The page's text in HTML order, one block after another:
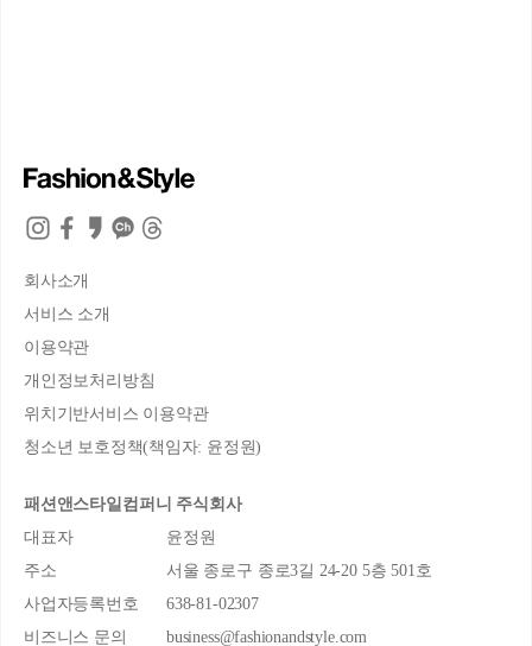
회사소개
서비스 소개
이용약관
개인정보처리방침
위치기반서비스 이용약관
청소년 보호정책(책임자: 윤정원)
패션앤스타일컴퍼니 주식회사
대표자
윤정원
주소
서울 종로구 종로3길 24-20 5층 501호
사업자등록번호
638-81-02307
비즈니스 문의
business@fashionandstyle.com